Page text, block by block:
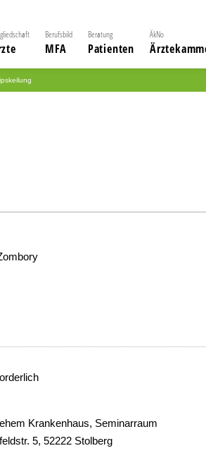
Berufsbild
MFA
Beratung
Patienten
ÄkNo
Krankenhaus, Seminarraum
5, 52222 Stolberg